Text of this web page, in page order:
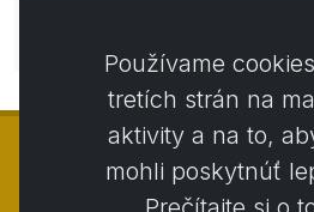
Používame
tretích strán na
aktivity a na to,
mohli poskytnúť